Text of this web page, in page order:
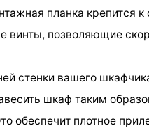
планка крепится к
винты, позволяющие
стенки вашего
шкаф таким
обеспечит плотное